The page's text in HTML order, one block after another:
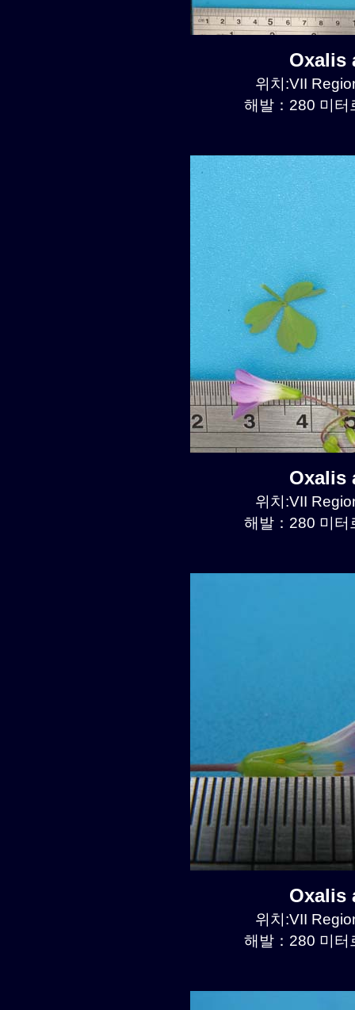
Oxalis
위치:VII
해발：280 미터
Oxalis
위치:VII
해발：280 미터
Oxalis
위치:VII
해발：280 미터